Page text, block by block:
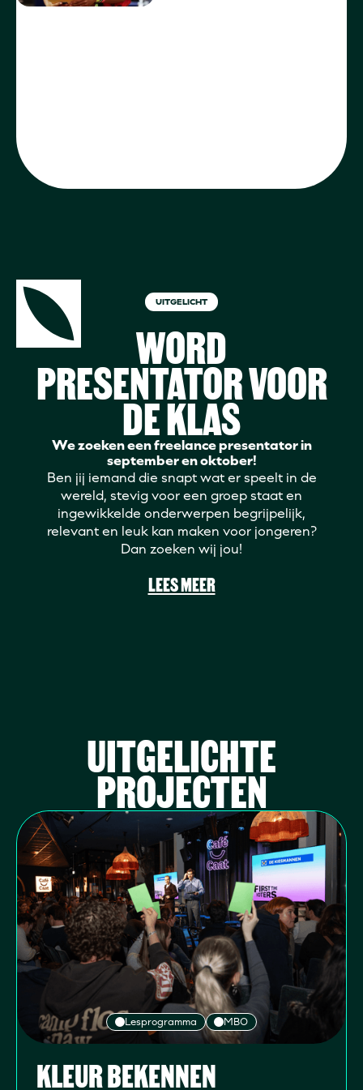
UITGELICHT
WORD
PRESENTATOR VOOR
DE KLAS
We zoeken een freelance presentator in
september en oktober!
Ben jij iemand die snapt wat er speelt in de
wereld, stevig voor een groep staat en
ingewikkelde onderwerpen begrijpelijk,
relevant en leuk kan maken voor jongeren?
Dan zoeken wij jou!
LEES MEER
UITGELICHTE
PROJECTEN
Lesprogramma MBO
KLEUR BEKENNEN